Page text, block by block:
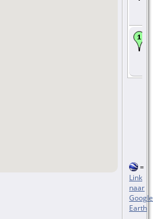
=
Link
naar
Google
Earth